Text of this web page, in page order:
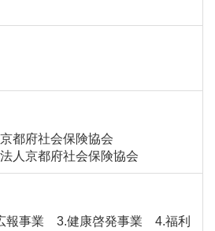
都府社会保険協会
人京都府社会保険協会
報事業 3.健康啓発事業 4.福利